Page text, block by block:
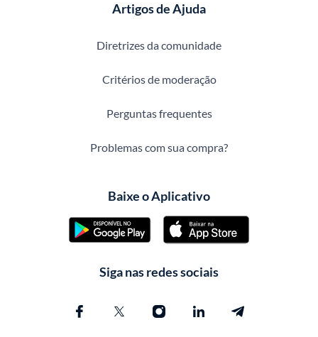
Artigos de Ajuda
Diretrizes da comunidade
Critérios de moderação
Perguntas frequentes
Problemas com sua compra?
Baixe o Aplicativo
Siga nas redes sociais